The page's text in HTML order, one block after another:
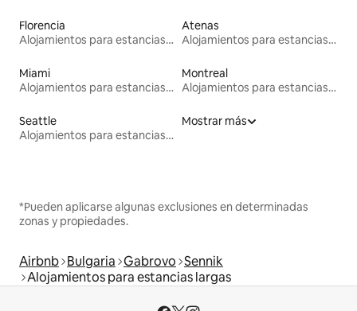
Florencia
Alojamientos para estancias largas
Atenas
Alojamientos para estancias largas
Miami
Alojamientos para estancias largas
Montreal
Alojamientos para estancias largas
Seattle
Alojamientos para estancias largas
Mostrar más
*Pueden aplicarse algunas exclusiones en determinadas
zonas y propiedades.
Airbnb Bulgaria Gabrovo Sennik
Alojamientos para estancias largas